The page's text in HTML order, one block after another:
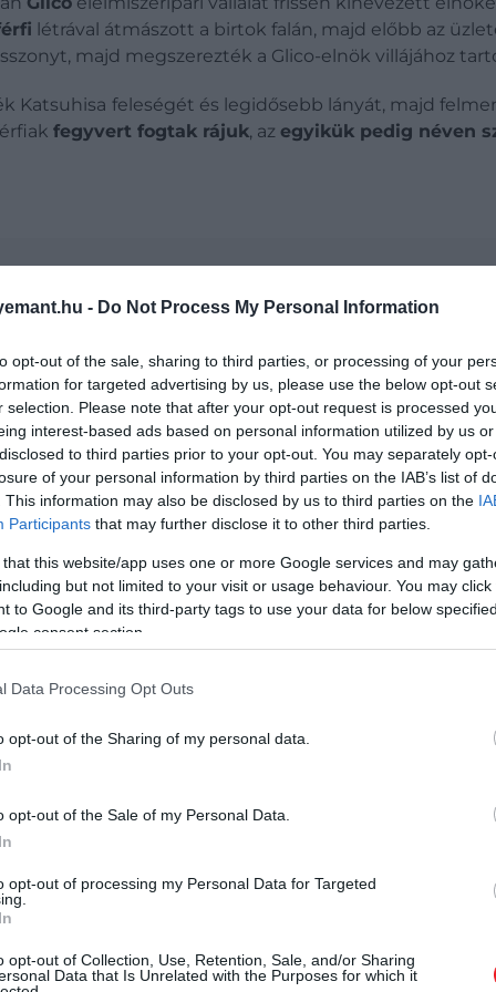
- Do Not Process My Personal Information
opt-out of the sale, sharing to third parties, or processing of your
for targeted advertising by us, please use the below opt-out
selection. Please note that after your opt-out request is processed
interest-based ads based on personal information utilized by us
to third parties prior to your opt-out. You may separately
of your personal information by third parties on the IAB’s list of
This information may also be disclosed by us to third parties on the
Participants that may further disclose it to other third parties.
that this website/app uses one or more Google services and may
but not limited to your visit or usage behaviour. You may
to Google and its third-party tags to use your data for below
consent section.
Data Processing Opt Outs
opt-out of the Sharing of my personal data.
opt-out of the Sale of my Personal Data.
opt-out of processing my Personal Data for Targeted
opt-out of Collection, Use, Retention, Sale, and/or Sharing
Data that Is Unrelated with the Purposes for which it
létrával átmászott a birtok falán, majd előbb az
majd megszerezték a Glico-elnök villájához
Katsuhisa feleségét és legidősebb lányát, majd
fegyvert fogtak rájuk, az egyikük pedig néven
Japánt, a törvényeket is átírták miatta
igyekeztek kerülni a túl nagy nyilvánosságot.
esti rutinját, a pótkulcs helyét, a
különös telefonhívás ébresztette. A vonal túlsó
adott a tettesek váltságdíjat követelő levelének
az elrablók, hogy a feleségét és a gyerekeit is
jent és 100 kilogramm aranyatköveteltek. A
el, de végül senki sem vette fel azt. Az
a kapcsolatot.